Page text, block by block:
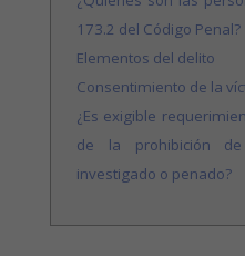
173.2 del Código Penal?
Elementos del delito
Consentimiento de la
¿Es exigible
de la prohibición
investigado o penado?